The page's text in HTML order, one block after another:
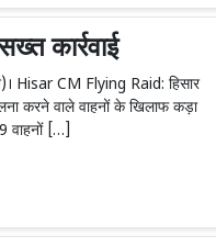
कार्रवाई
Hisar CM Flying Raid: हिसार
करने वाले वाहनों के खिलाफ कड़ा
वाहनों […]